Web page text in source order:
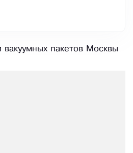
пакетов Москвы